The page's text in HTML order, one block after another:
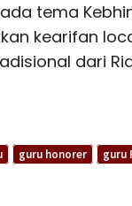
tema
kearifan
dari
guru honorer guru